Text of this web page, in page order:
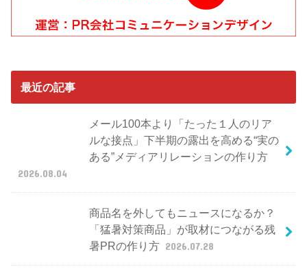
最近の記事
メール100本より「たった１人のリア
ルな接点」下半期の露出を高める“実の
ある”メディアリレーションの作り方
2026.08.04
商品名を外してもニュースになるか？
「猛暑対策商品」が取材につながる残
暑PRの作り方 2026.07.28